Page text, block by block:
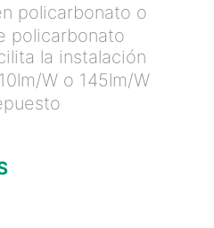
policarbonato o
policarbonato
la instalación
W o 145lm/W